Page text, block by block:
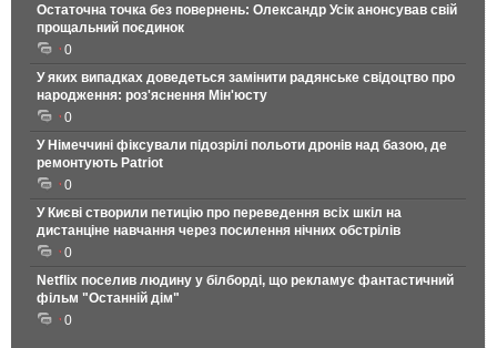
Остаточна точка без повернень: Олександр Усік анонсував свій
прощальний поєдинок
0
У яких випадках доведеться замінити радянське свідоцтво про
народження: роз'яснення Мін'юсту
0
У Німеччині фіксували підозрілі польоти дронів над базою, де
ремонтують Patriot
0
У Києві створили петицію про переведення всіх шкіл на
дистанціне навчання через посилення нічних обстрілів
0
Netflix поселив людину у білборді, що рекламує фантастичний
фільм "Останній дім"
0